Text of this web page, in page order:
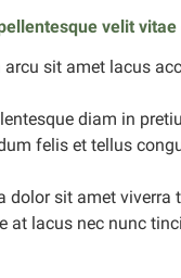
velit vitae
arcu sit amet lacus
diam in
felis et tellus
dolor sit amet viverra
at lacus nec nunc